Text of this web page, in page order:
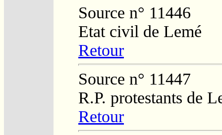
Source n° 11446
Etat civil de Lemé
Retour
Source n° 11447
R.P. protestants de
Retour